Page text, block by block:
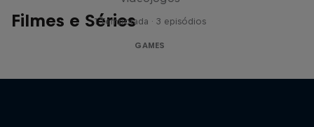
Filmes e Séries1 Temporada · 3 episódios
GAMES